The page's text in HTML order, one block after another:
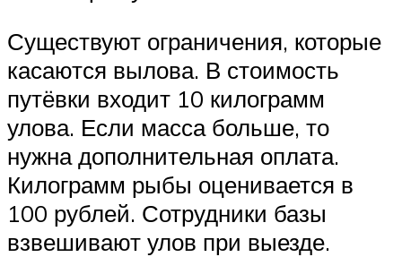
Существуют ограничения, которые
касаются вылова. В стоимость
путёвки входит 10 килограмм
улова. Если масса больше, то
нужна дополнительная оплата.
Килограмм рыбы оценивается в
100 рублей. Сотрудники базы
взвешивают улов при выезде.